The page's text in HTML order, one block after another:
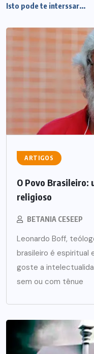
Isto pode te interssar...
ARTIGOS
O Povo Brasileiro:
religioso
BETANIA CESEEP
Leonardo Boff,
brasileiro é espiritual
goste a
sem ou com tênue